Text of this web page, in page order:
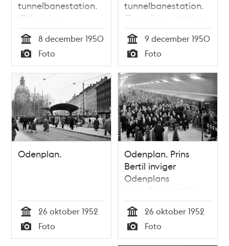
tunnelbanestation.
(Odenplans
tunnelbanestation
öppnades 26
oktober 1952)
Tid
8 december 1950
Typ
Foto
tunnelbanestation.
(Tunnelbanestationen
öppnade först 26
oktober 1952)
Tid
9 december 1950
Typ
Foto
Odenplan.
Tid
26 oktober 1952
Typ
Foto
Odenplan. Prins
Bertil inviger
Odenplans
tunnelbanestation.
(Den västra grenen
av tunnelbanan
invigs,
Kungsgatan/Hötorget
Tid
26 oktober 1952
Typ
Foto